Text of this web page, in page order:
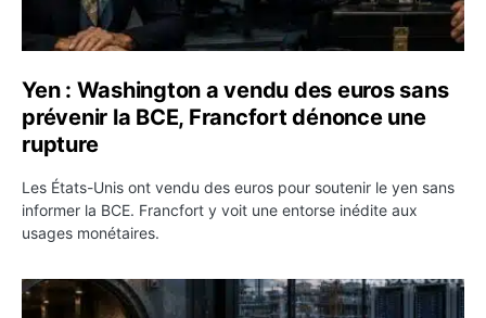
Yen : Washington a vendu des euros sans
prévenir la BCE, Francfort dénonce une
rupture
Les États-Unis ont vendu des euros pour soutenir le yen sans
informer la BCE. Francfort y voit une entorse inédite aux
usages monétaires.
Jane Street négocie le transfert de 11 milliards de